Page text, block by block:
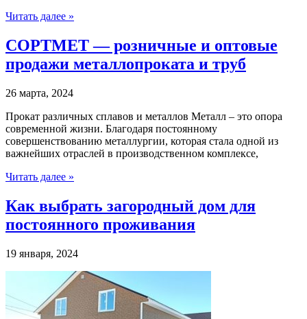
Читать далее »
СОРТМЕТ — розничные и оптовые
продажи металлопроката и труб
26 марта, 2024
Прокат различных сплавов и металлов Металл – это опора
современной жизни. Благодаря постоянному
совершенствованию металлургии, которая стала одной из
важнейших отраслей в производственном комплексе,
Читать далее »
Как выбрать загородный дом для
постоянного проживания
19 января, 2024